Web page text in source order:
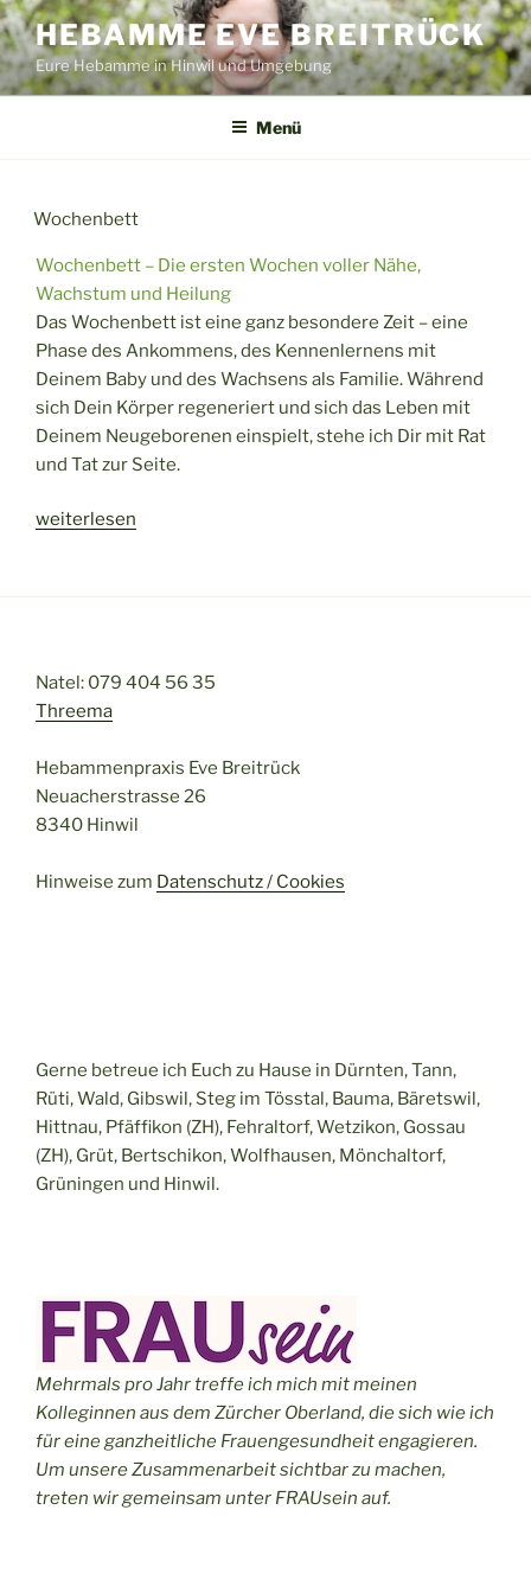
Zum
Inhalt
springen
HEBAMME EVE BREITRÜCK
Eure Hebamme in Hinwil und Umgebung
Menü
Wochenbett
Wochenbett – Die ersten Wochen voller Nähe,
Wachstum und Heilung
Das Wochenbett ist eine ganz besondere Zeit – eine
Phase des Ankommens, des Kennenlernens mit
Deinem Baby und des Wachsens als Familie. Während
sich Dein Körper regeneriert und sich das Leben mit
Deinem Neugeborenen einspielt, stehe ich Dir mit Rat
und Tat zur Seite.
„Wochenbett“
weiterlesen
Natel: 079 404 56 35
Threema
Hebammenpraxis Eve Breitrück
Neuacherstrasse 26
8340 Hinwil
Hinweise zum Datenschutz / Cookies
Gerne betreue ich Euch zu Hause in Dürnten, Tann,
Rüti, Wald, Gibswil, Steg im Tösstal, Bauma, Bäretswil,
Hittnau, Pfäffikon (ZH), Fehraltorf, Wetzikon, Gossau
(ZH), Grüt, Bertschikon, Wolfhausen, Mönchaltorf,
Grüningen und Hinwil.
Mehrmals pro Jahr treffe ich mich mit meinen
Kolleginnen aus dem Zürcher Oberland, die sich wie ich
für eine ganzheitliche Frauengesundheit engagieren.
Um unsere Zusammenarbeit sichtbar zu machen,
treten wir gemeinsam unter FRAUsein auf.